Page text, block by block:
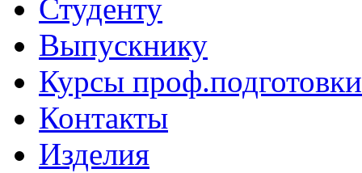
Студенту
Выпускнику
Курсы проф.подготовки
Контакты
Изделия